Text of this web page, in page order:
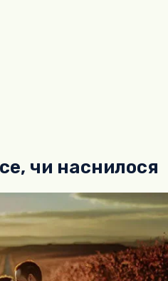
чи наснилося